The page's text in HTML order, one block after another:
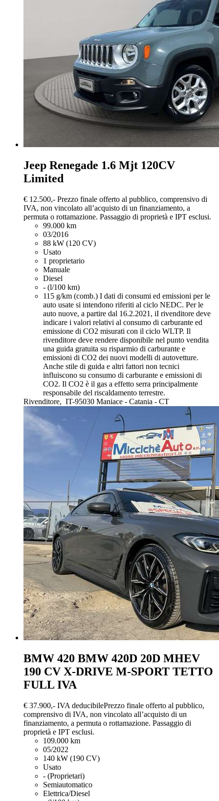
Jeep Renegade 1.6 Mjt 120CV
Limited
€ 12.500,- Prezzo finale offerto al pubblico, comprensivo di
IVA, non vincolato all’acquisto di un finanziamento, a
permuta o rottamazione. Passaggio di proprietà e IPT esclusi.
99.000 km
03/2016
88 kW (120 CV)
Usato
1 proprietario
Manuale
Diesel
- (l/100 km)
115 g/km (comb.) I dati di consumi ed emissioni per le
auto usate si intendono riferiti al ciclo NEDC. Per le
auto nuove, a partire dal 16.2.2021, iI rivenditore deve
indicare i valori relativi al consumo di carburante ed
emissione di CO2 misurati con il ciclo WLTP. Il
rivenditore deve rendere disponibile nel punto vendita
una guida gratuita su risparmio di carburante e
emissioni di CO2 dei nuovi modelli di autovetture.
Anche stile di guida e altri fattori non tecnici
influiscono su consumo di carburante e emissioni di
CO2. Il CO2 è il gas a effetto serra principalmente
responsabile del riscaldamento terrestre.
Rivenditore, IT-95030 Maniace - Catania - CT
BMW 420 BMW 420D 20D MHEV
190 CV X-DRIVE M-SPORT TETTO
FULL IVA
€ 37.900,- IVA deducibilePrezzo finale offerto al pubblico,
comprensivo di IVA, non vincolato all’acquisto di un
finanziamento, a permuta o rottamazione. Passaggio di
proprietà e IPT esclusi.
109.000 km
05/2022
140 kW (190 CV)
Usato
- (Proprietari)
Semiautomatico
Elettrica/Diesel